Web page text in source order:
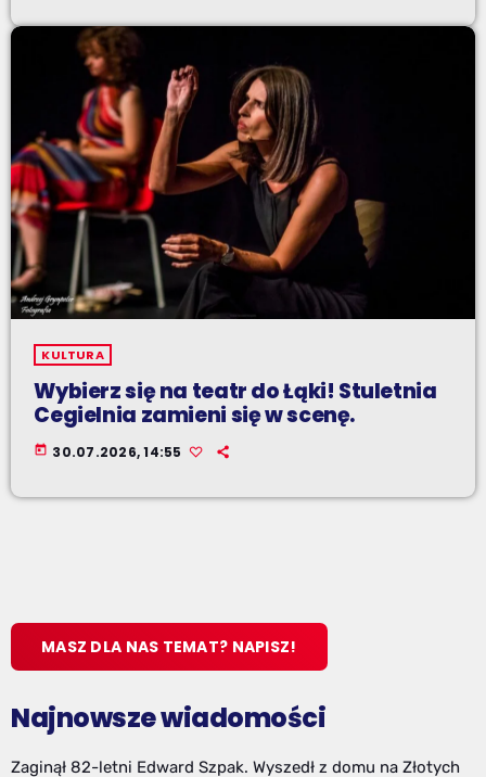
KULTURA
Wybierz się na teatr do Łąki! Stuletnia
Cegielnia zamieni się w scenę.
today 30.07.2026, 14:55
MASZ DLA NAS TEMAT? NAPISZ!
Najnowsze wiadomości
Zaginął 82-letni Edward Szpak. Wyszedł z domu na Złotych